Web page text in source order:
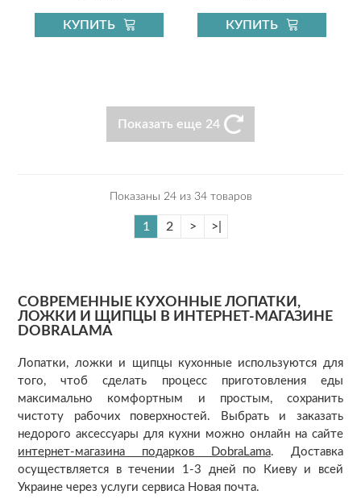
КУПИТЬ КУПИТЬ
Показать еще 24
Показаны 24 из 34 товаров
1 2 > >|
СОВРЕМЕННЫЕ КУХОННЫЕ ЛОПАТКИ,
ЛОЖКИ И ЩИПЦЫ В ИНТЕРНЕТ-МАГАЗИНЕ
DOBRALAMA
Лопатки, ложки и щипцы кухонные используются для
того, чтоб сделать процесс приготовления еды
максимально комфортным и простым, сохранить
чистоту рабочих поверхностей. Выбрать и заказать
недорого аксессуары для кухни можно онлайн на сайте
интернет-магазина подарков DobraLama. Доставка
осуществляется в течении 1-3 дней по Киеву и всей
Украине через услуги сервиса Новая почта.